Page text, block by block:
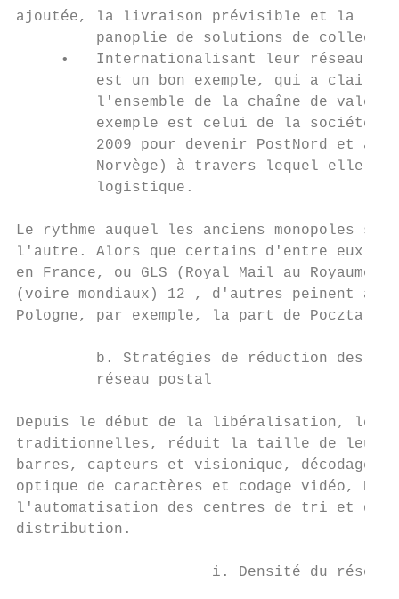
ajoutée, la livraison prévisible et la
panoplie de solutions de collecte
•   Internationalisant leur réseau
est un bon exemple, qui a
l'ensemble de la chaîne de
exemple est celui de la société
2009 pour devenir PostNord et a
Norvège) à travers lequel elle
         logistique.
Le rythme auquel les anciens monopoles
l'autre. Alors que certains d'entre eux,
en France, ou GLS (Royal Mail au
(voire mondiaux) 12 , d'autres peinent à
Pologne, par exemple, la part de Poczta
b. Stratégies de réduction des
         réseau postal
Depuis le début de la libéralisation, les
traditionnelles, réduit la taille de leurs
barres, capteurs et visionique, décodage
optique de caractères et codage vidéo,
l'automatisation des centres de tri et de
distribution.
i. Densité du réseau